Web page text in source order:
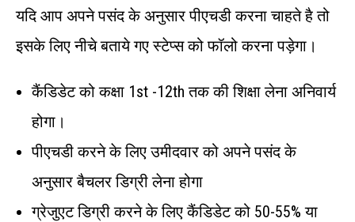
यदि आप अपने पसंद के अनुसार पीएचडी करना चाहते है तो
इसके लिए नीचे बताये गए स्टेप्स को फॉलो करना पड़ेगा।
कैंडिडेट को कक्षा 1st -12th तक की शिक्षा लेना अनिवार्य
होगा।
पीएचडी करने के लिए उमीदवार को अपने पसंद के
अनुसार बैचलर डिग्री लेना होगा
ग्रेजुएट डिग्री करने के लिए कैंडिडेट को 50-55% या